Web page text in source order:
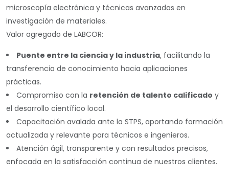
microscopía electrónica y técnicas avanzadas en
investigación de materiales.
Valor agregado de LABCOR:
Puente entre la ciencia y la industria, facilitando la
transferencia de conocimiento hacia aplicaciones
prácticas.
Compromiso con la retención de talento calificado y
el desarrollo científico local.
Capacitación avalada ante la STPS, aportando formación
actualizada y relevante para técnicos e ingenieros.
Atención ágil, transparente y con resultados precisos,
enfocada en la satisfacción continua de nuestros clientes.